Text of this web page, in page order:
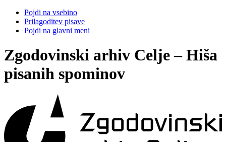
Pojdi na vsebino
Prilagoditev pisave
Pojdi na glavni meni
Zgodovinski arhiv Celje – Hiša
pisanih spominov